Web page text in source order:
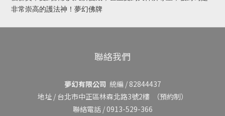
非常崇高的護法神！夢幻佛牌
聯絡我們
夢幻有限公司 統編 / 82844437
地址 / 台北市中正區林森北路3號2樓（預約制）
聯絡電話 / 0913-529-366